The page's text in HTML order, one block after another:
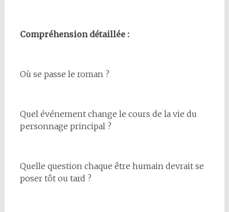
Compréhension détaillée :
Où se passe le roman ?
Quel événement change le cours de la vie du
personnage principal ?
Quelle question chaque être humain devrait se
poser tôt ou tard ?